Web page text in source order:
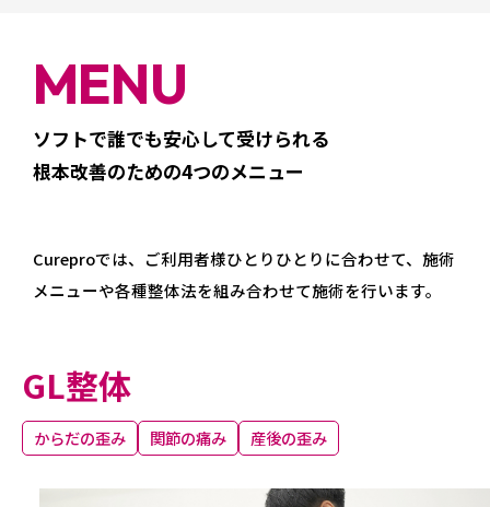
MENU
ソフトで誰でも安心して受けられる
根本改善のための4つのメニュー
Cureproでは、ご利用者様ひとりひとりに合わせて、 施術
メニューや各種整体法を組み合わせて施術を行います。
GL整体
からだの歪み 関節の痛み 産後の歪み